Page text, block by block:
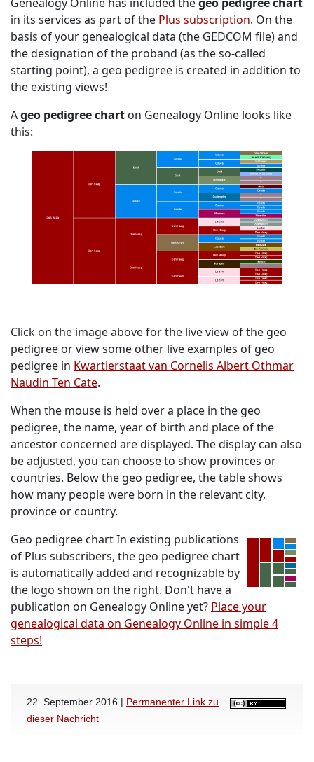
in its services as part of the Plus subscription. On the
basis of your genealogical data (the GEDCOM file) and
the designation of the proband (as the so-called
starting point), a geo pedigree is created in addition to
the existing views!
Ageo pedigree chart on Genealogy Online looks like
this:
Click on the image above for the live view of the geo
pedigree or view some other live examples of geo
pedigree in Kwartierstaat van Cornelis Albert Othmar
Naudin Ten Cate.
When the mouse is held over a place in the geo
pedigree, the name, year of birth and place of the
ancestor concerned are displayed. The display can also
be adjusted, you can choose to show provinces or
countries. Below the geo pedigree, the table shows
how many people were born in the relevant city,
province or country.
Geo pedigree chart In existing publications
of Plus subscribers, the geo pedigree chart
is automatically added and recognizable by
the logo shown on the right. Don't have a
publication on Genealogy Online yet? Place your
genealogical data on Genealogy Online in simple 4
steps!
22. September 2016 | Permanenter Link zu
dieser Nachricht